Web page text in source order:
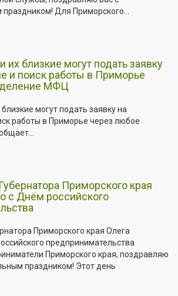
Для Приморского...
их близкие могут подать заявку
и поиск работы в Приморье
МФЦ
могут подать заявку на
работы в Приморье через любое
Приморского края
с Днём российского
Приморского края Олега
предпринимательства
Приморского края, поздравляю
праздником! Этот день